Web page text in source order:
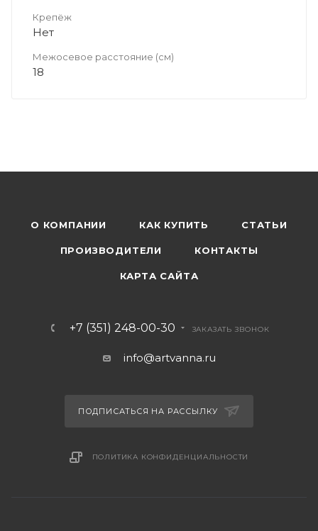
Крепёж
Нет
Межосевое расстояние (см)
18
О КОМПАНИИ КАК КУПИТЬ СТАТЬИ
ПРОИЗВОДИТЕЛИ КОНТАКТЫ
КАРТА САЙТА
+7 (351) 248-00-30 ЗАКАЗАТЬ ЗВОНОК
info@artvanna.ru
ПОДПИСАТЬСЯ НА РАССЫЛКУ
ПОЛИТИКА КОНФИДЕНЦИАЛЬНОСТИ